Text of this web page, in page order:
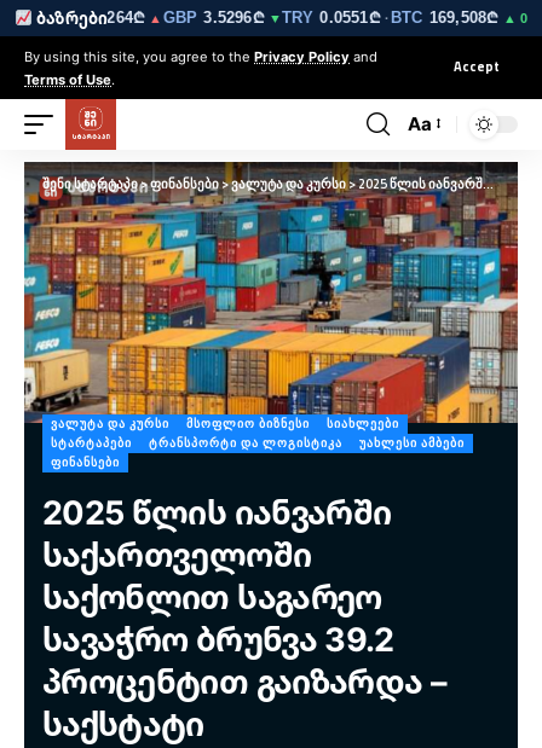
ბაზრები
▼ EUR3.0264₾▲GBP3.5296₾▼TRY0.0551₾·BTC169,508₾▲ 0.4%
By using this site, you agree to the Privacy Policy and
Terms of Use.
Accept
Aa
შენი სტარტაპი>ფინანსები>ვალუტა და კურსი>2025 წლის იანვარში საქართველოში საქონლით საგარეო სავაჭრო ბრუნვა 39.2 პროცენტით გაიზარდა – საქსტატი
ᲕᲐᲚᲣᲢᲐ ᲓᲐ ᲙᲣᲠᲡᲘ ᲛᲡᲝᲤᲚᲘᲝ ᲑᲘᲖᲜᲔᲡᲘ
ᲡᲘᲐᲮᲚᲔᲔᲑᲘ
ᲡᲢᲐᲠᲢᲐᲞᲔᲑᲘ
ᲢᲠᲐᲜᲡᲞᲝᲠᲢᲘ ᲓᲐ ᲚᲝᲒᲘᲡᲢᲘᲙᲐ
ᲣᲐᲮᲚᲔᲡᲘ ᲐᲛᲑᲔᲑᲘ
ᲤᲘᲜᲐᲜᲡᲔᲑᲘ
2025 წლის იანვარში
საქართველოში
საქონლით საგარეო
სავაჭრო ბრუნვა 39.2
პროცენტით გაიზარდა –
საქსტატი